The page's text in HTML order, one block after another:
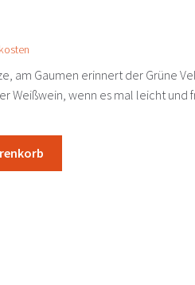
am Gaumen erinnert der Grüne
Weißwein, wenn es mal leicht und